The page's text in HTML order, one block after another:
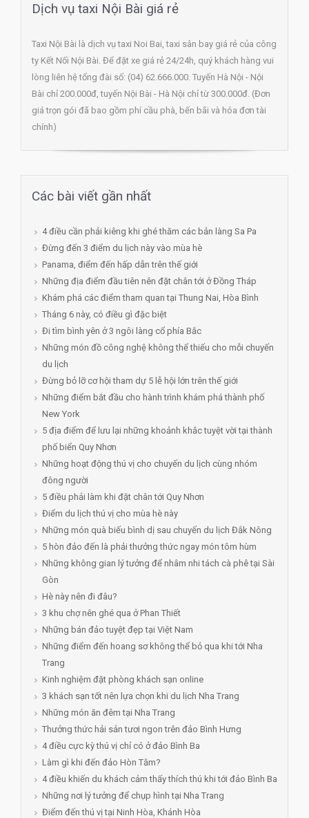
Dịch vụ taxi Nội Bài giá rẻ
Taxi Nội Bài là dịch vụ taxi Noi Bai, taxi sân bay giá rẻ của công
ty Kết Nối Nội Bài. Để đặt xe giá rẻ 24/24h, quý khách hàng vui
lòng liên hệ tổng đài số: (04) 62.666.000. Tuyến Hà Nội - Nội
Bài chỉ 200.000đ, tuyến Nội Bài - Hà Nội chỉ từ 300.000đ. (Đơn
giá trọn gói đã bao gồm phí cầu phà, bến bãi và hóa đơn tài
chính)
Các bài viết gần nhất
4 điều cần phải kiêng khi ghé thăm các bản làng Sa Pa
Đừng đến 3 điểm du lịch này vào mùa hè
Panama, điểm đến hấp dẫn trên thế giới
Những địa điểm đầu tiên nên đặt chân tới ở Đồng Tháp
Khám phá các điểm tham quan tại Thung Nai, Hòa Bình
Tháng 6 này, có điều gì đặc biệt
Đi tìm bình yên ở 3 ngôi làng cổ phía Bắc
Những món đồ công nghệ không thể thiếu cho mỗi chuyến
du lịch
Đừng bỏ lỡ cơ hội tham dự 5 lễ hội lớn trên thế giới
Những điểm bắt đầu cho hành trình khám phá thành phố
New York
5 địa điểm để lưu lại những khoảnh khắc tuyệt vời tại thành
phố biển Quy Nhơn
Những hoạt động thú vị cho chuyến du lịch cùng nhóm
đông người
5 điều phải làm khi đặt chân tới Quy Nhơn
Điểm du lịch thú vị cho mùa hè này
Những món quà biếu bình dị sau chuyến du lịch Đắk Nông
5 hòn đảo đến là phải thưởng thức ngay món tôm hùm
Những không gian lý tưởng để nhâm nhi tách cà phê tại Sài
Gòn
Hè này nên đi đâu?
3 khu chợ nên ghé qua ở Phan Thiết
Những bán đảo tuyệt đẹp tại Việt Nam
Những điểm đến hoang sơ không thể bỏ qua khi tới Nha
Trang
Kinh nghiệm đặt phòng khách sạn online
3 khách sạn tốt nên lựa chọn khi du lịch Nha Trang
Những món ăn đêm tại Nha Trang
Thưởng thức hải sản tươi ngon trên đảo Bình Hưng
4 điều cực kỳ thú vị chỉ có ở đảo Bình Ba
Làm gì khi đến đảo Hòn Tằm?
4 điều khiến du khách cảm thấy thích thú khi tới đảo Bình Ba
Những nơi lý tưởng để chụp hình tại Nha Trang
Điểm đến thú vị tại Ninh Hòa, Khánh Hòa